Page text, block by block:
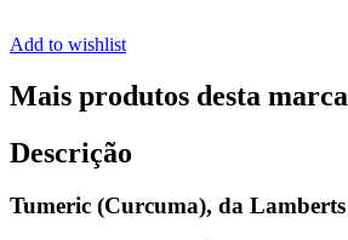
Add to wishlist
Mais produtos desta marca
Descrição
Tumeric (Curcuma), da Lamberts